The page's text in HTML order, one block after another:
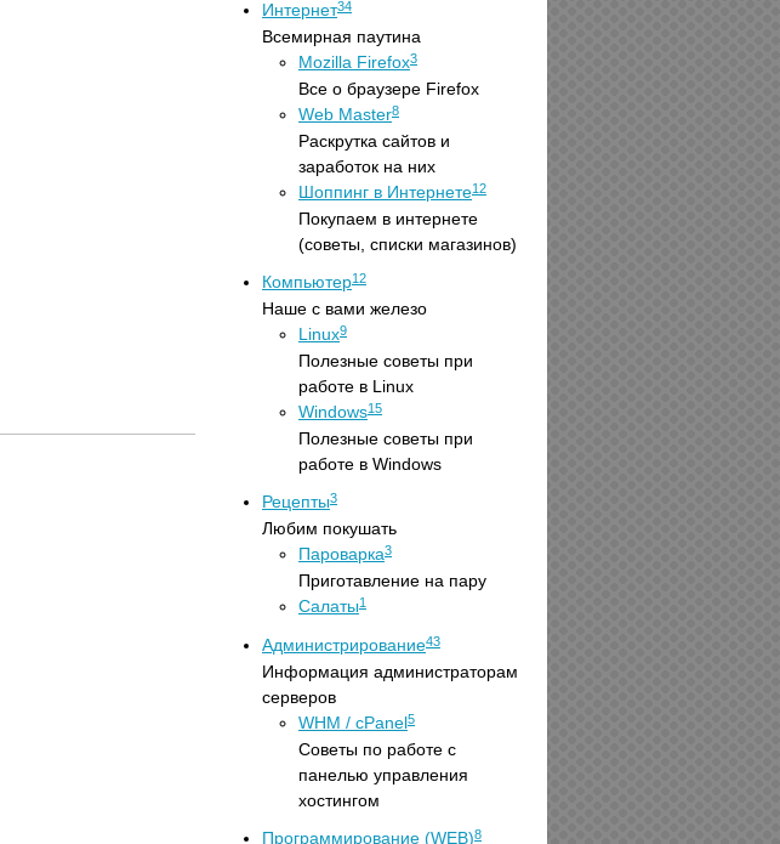
Интернет34
Всемирная паутина
Mozilla Firefox3
Все о браузере Firefox
Web Master8
Раскрутка сайтов и
заработок на них
Шоппинг в Интернете12
Покупаем в интернете
(советы, списки магазинов)
Компьютер12
Наше с вами железо
Linux9
Полезные советы при
работе в Linux
Windows15
Полезные советы при
работе в Windows
Рецепты3
Любим покушать
Пароварка3
Приготавление на пару
Салаты1
Администрирование43
Информация администраторам
серверов
WHM / cPanel5
Советы по работе с
панелью управления
хостингом
Программирование (WEB)8